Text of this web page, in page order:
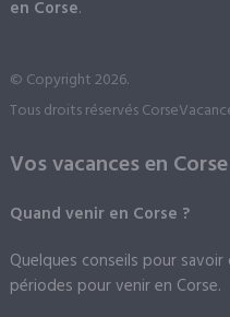
en Corse.
© Copyright 2026.
Tous droits réservés
Vos vacances en Corse
Quand venir en Corse ?
Quelques conseils pour
périodes pour venir en Corse.